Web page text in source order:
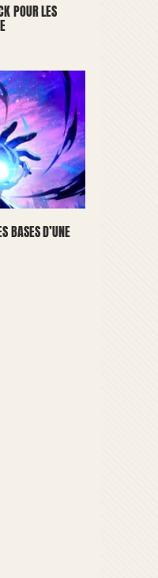
POUR LES
BASES D’UNE